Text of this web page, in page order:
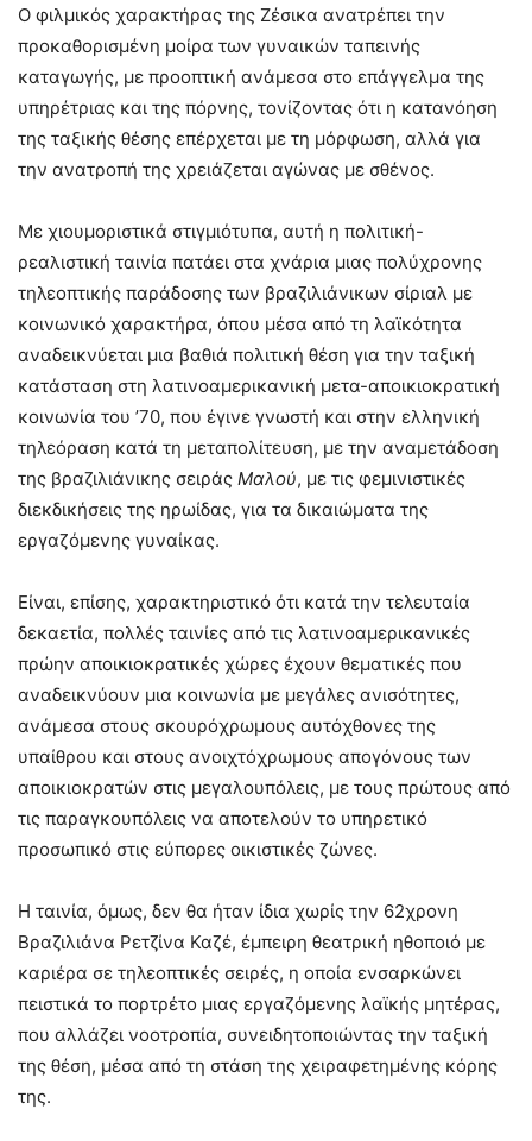
Ο φιλμικός χαρακτήρας της Ζέσικα ανατρέπει την
προκαθορισμένη μοίρα των γυναικών ταπεινής
καταγωγής, με προοπτική ανάμεσα στο επάγγελμα της
υπηρέτριας και της πόρνης, τονίζοντας ότι η κατανόηση
της ταξικής θέσης επέρχεται με τη μόρφωση, αλλά για
την ανατροπή της χρειάζεται αγώνας με σθένος.
Με χιουμοριστικά στιγμιότυπα, αυτή η πολιτική-
ρεαλιστική ταινία πατάει στα χνάρια μιας πολύχρονης
τηλεοπτικής παράδοσης των βραζιλιάνικων σίριαλ με
κοινωνικό χαρακτήρα, όπου μέσα από τη λαϊκότητα
αναδεικνύεται μια βαθιά πολιτική θέση για την ταξική
κατάσταση στη λατινοαμερικανική μετα-αποικιοκρατική
κοινωνία του ’70, που έγινε γνωστή και στην ελληνική
τηλεόραση κατά τη μεταπολίτευση, με την αναμετάδοση
της βραζιλιάνικης σειράς Μαλού, με τις φεμινιστικές
διεκδικήσεις της ηρωίδας, για τα δικαιώματα της
εργαζόμενης γυναίκας.
Είναι, επίσης, χαρακτηριστικό ότι κατά την τελευταία
δεκαετία, πολλές ταινίες από τις λατινοαμερικανικές
πρώην αποικιοκρατικές χώρες έχουν θεματικές που
αναδεικνύουν μια κοινωνία με μεγάλες ανισότητες,
ανάμεσα στους σκουρόχρωμους αυτόχθονες της
υπαίθρου και στους ανοιχτόχρωμους απογόνους των
αποικιοκρατών στις μεγαλουπόλεις, με τους πρώτους από
τις παραγκουπόλεις να αποτελούν το υπηρετικό
προσωπικό στις εύπορες οικιστικές ζώνες.
Η ταινία, όμως, δεν θα ήταν ίδια χωρίς την 62χρονη
Βραζιλιάνα Ρετζίνα Καζέ, έμπειρη θεατρική ηθοποιό με
καριέρα σε τηλεοπτικές σειρές, η οποία ενσαρκώνει
πειστικά το πορτρέτο μιας εργαζόμενης λαϊκής μητέρας,
που αλλάζει νοοτροπία, συνειδητοποιώντας την ταξική
της θέση, μέσα από τη στάση της χειραφετημένης κόρης
της.